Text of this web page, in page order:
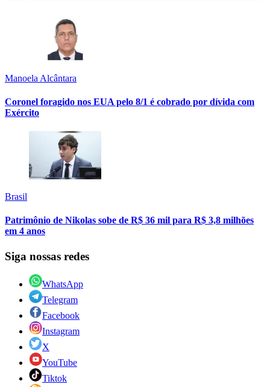
Manoela Alcântara
Coronel foragido nos EUA pelo 8/1 é cobrado por dívida com
Exército
Brasil
Patrimônio de Nikolas sobe de R$ 36 mil para R$ 3,8 milhões
em 4 anos
Siga nossas redes
WhatsApp
Telegram
Facebook
Instagram
X
YouTube
Tiktok